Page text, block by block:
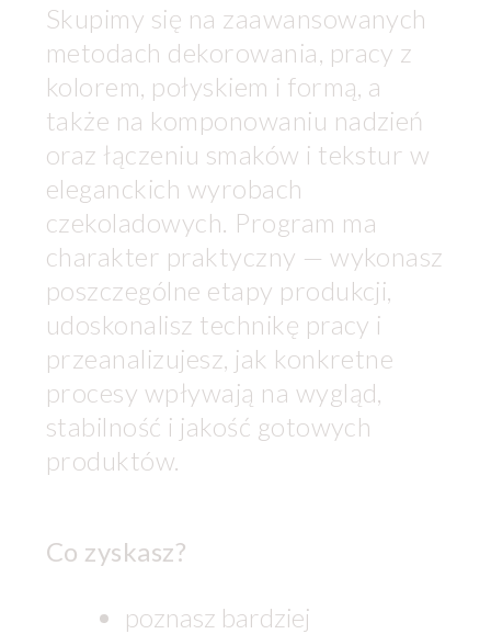
Skupimy się na zaawansowanych
metodach dekorowania, pracy z
kolorem, połyskiem i formą, a
także na komponowaniu nadzień
oraz łączeniu smaków i tekstur w
eleganckich wyrobach
czekoladowych. Program ma
charakter praktyczny — wykonasz
poszczególne etapy produkcji,
udoskonalisz technikę pracy i
przeanalizujesz, jak konkretne
procesy wpływają na wygląd,
stabilność i jakość gotowych
produktów.
Co zyskasz?
poznasz bardziej